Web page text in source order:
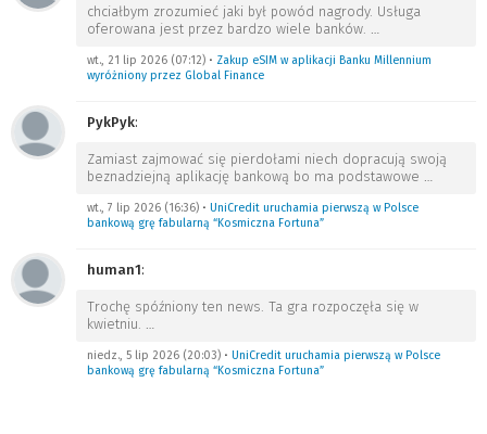
chciałbym zrozumieć jaki był powód nagrody. Usługa
oferowana jest przez bardzo wiele banków. …
wt., 21 lip 2026 (07:12) • Zakup eSIM w aplikacji Banku Millennium
wyróżniony przez Global Finance
PykPyk:
Zamiast zajmować się pierdołami niech dopracują swoją
beznadziejną aplikację bankową bo ma podstawowe …
wt., 7 lip 2026 (16:36) • UniCredit uruchamia pierwszą w Polsce
bankową grę fabularną “Kosmiczna Fortuna”
human1:
Trochę spóźniony ten news. Ta gra rozpoczęła się w
kwietniu. …
niedz., 5 lip 2026 (20:03) • UniCredit uruchamia pierwszą w Polsce
bankową grę fabularną “Kosmiczna Fortuna”